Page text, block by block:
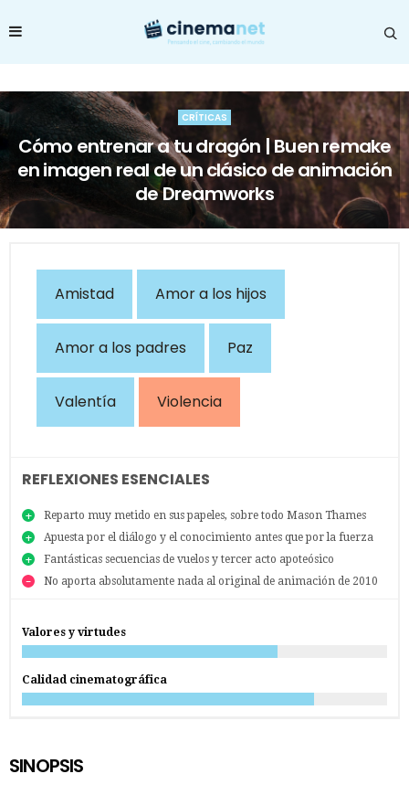
CRÍTICAS
Cómo entrenar a tu dragón | Buen remake
en imagen real de un clásico de animación
de Dreamworks
Amistad Amor a los hijos
Amor a los padres Paz
Valentía Violencia
REFLEXIONES ESENCIALES
Reparto muy metido en sus papeles, sobre todo Mason Thames
Apuesta por el diálogo y el conocimiento antes que por la fuerza
Fantásticas secuencias de vuelos y tercer acto apoteósico
No aporta absolutamente nada al original de animación de 2010
Valores y virtudes
Calidad cinematográfica
SINOPSIS